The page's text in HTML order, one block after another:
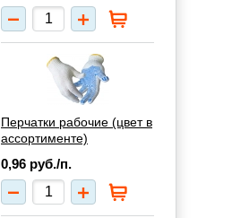
Перчатки рабочие (цвет в
ассортименте)
0,96 руб./п.